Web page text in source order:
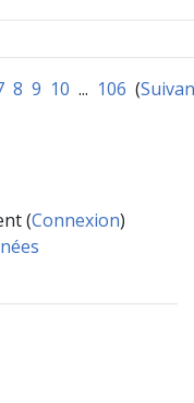
8 9 10 ... 106 (
(Connexion)